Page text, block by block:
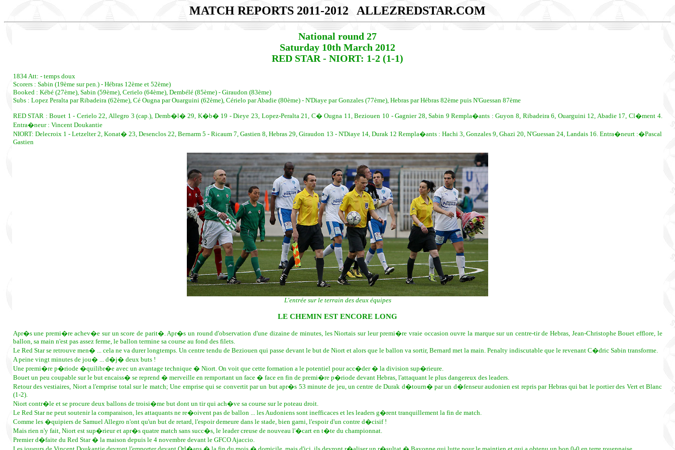
MATCH REPORTS 2011-2012 ALLEZREDSTAR.COM
National round 27
Saturday 10th March 2012
RED STAR - NIORT: 1-2 (1-1)
1834 Att: - temps doux
Scorers : Sabin (19ème sur pen.) - Hébras 12ème et 52ème)
Booked : Kébé (27ème), Sabin (59ème), Cerielo (64ème), Dembélé (85ème) - Giraudon (83ème)
Subs : Lopez Peralta par Ribadeira (62ème), Cé Ougna par Ouarguini (62ème), Cérielo par Abadie (80ème) - N'Diaye par Gonzales (77ème), Hebras par Hébras 82ème puis N'Guessan 87ème
RED STAR : Bouet 1 - Cerielo 22, Allegro 3 (cap.), Demb�l� 29, K�b� 19 - Dieye 23, Lopez-Peralta 21, C� Ougna 11, Beziouen 10 - Gagnier 28, Sabin 9 Rempla�ants : Guyon 8, Ribadeira 6, Ouarguini 12, Abadie 17, Cl�ment 4.
Entra�neur : Vincent Doukantie
NIORT: Delecroix 1 - Letzelter 2, Konat� 23, Desenclos 22, Bernarm 5 - Ricaum 7, Gastien 8, Hebras 29, Giraudon 13 - N'Diaye 14, Durak 12 Rempla�ants : Hachi 3, Gonzales 9, Ghazi 20, N'Guessan 24, Landais 16. Entra�neurt :�Pascal
Gastien
L'entrée sur le terrain des deux équipes
LE CHEMIN EST ENCORE LONG
Apr�s une premi�re achev�e sur un score de parit�. Apr�s un round d'observation d'une dizaine de minutes, les Niortais sur leur premi�re vraie occasion ouvre la marque sur un centre-tir de Hebras, Jean-Christophe Bouet efflore, le
ballon, sa main n'est pas assez ferme, le ballon termine sa course au fond des filets.
Le Red Star se retrouve men� ... cela ne va durer longtemps. Un centre tendu de Beziouen qui passe devant le but de Niort et alors que le ballon va sortir, Bernard met la main. Penalty indiscutable que le revenant C�dric Sabin transforme.
A peine vingt minutes de jou� ... d�j� deux buts !
Une premi�re p�riode �quilibr�e avec un avantage technique � Niort. On voit que cette formation a le potentiel pour acc�der � la division sup�rieure.
Bouet un peu coupable sur le but encaiss� se reprend � merveille en remportant un face � face en fin de premi�re p�riode devant Hebras, l'attaquant le plus dangereux des leaders.
Retour des vestiaires, Niort a l'emprise total sur le match; Une emprise qui se convertit par un but apr�s 53 minute de jeu, un centre de Durak d�tourn� par un d�fenseur audonien est repris par Hebras qui bat le portier des Vert et Blanc
(1-2).
Niort contr�le et se procure deux ballons de troisi�me but dont un tir qui ach�ve sa course sur le poteau droit.
Le Red Star ne peut soutenir la comparaison, les attaquants ne re�oivent pas de ballon ... les Audoniens sont inefficaces et les leaders g�rent tranquillement la fin de match.
Comme les �quipiers de Samuel Allegro n'ont qu'un but de retard, l'espoir demeure dans le stade, bien garni, l'espoir d'un contre d�cisif !
Mais rien n'y fait, Niort est sup�rieur et apr�s quatre match sans succ�s, le leader creuse de nouveau l'�cart en t�te du championnat.
Premier d�faite du Red Star � la maison depuis le 4 novembre devant le GFCO Ajaccio.